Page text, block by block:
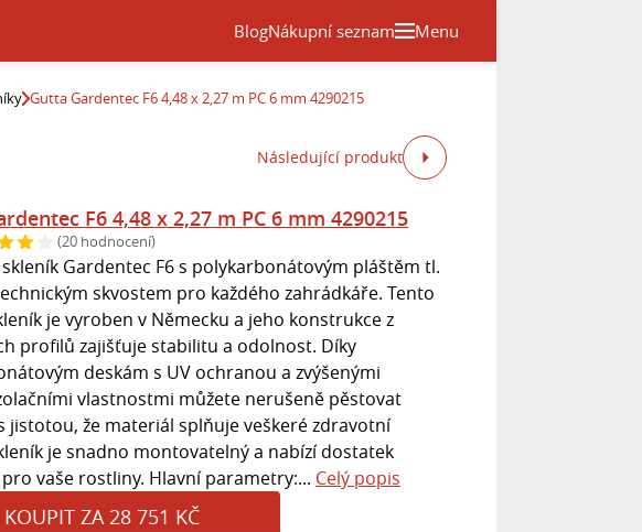
BlogNákupní seznam Menu
Gutta Gardentec F6 4,48 x 2,27 m PC 6 mm 4290215
Následující produkt
F6 4,48 x 2,27 m PC 6 mm 4290215
(20 hodnocení)
Gardentec F6 s polykarbonátovým pláštěm tl.
skvostem pro každého zahrádkáře. Tento
je vyroben v Německu a jeho konstrukce z
profilů zajišťuje stabilitu a odolnost. Díky
deskám s UV ochranou a zvýšenými
vlastnostmi můžete nerušeně pěstovat
jistotou, že materiál splňuje veškeré zdravotní
je snadno montovatelný a nabízí dostatek
vaše rostliny. Hlavní parametry:... Celý popis
KOUPIT ZA 28 751 KČ